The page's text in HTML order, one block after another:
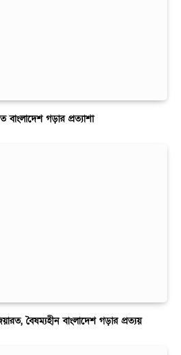
বাংলাদেশ গড়ার প্রত্যাশা
বৈষম্যহীন বাংলাদেশ গড়ার প্রত্যয়